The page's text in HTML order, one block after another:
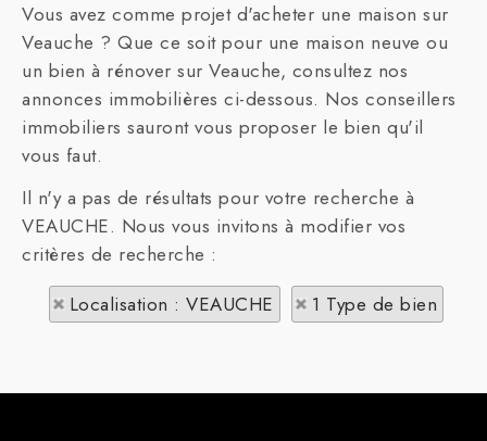
Vous avez comme projet d'acheter une maison sur
Veauche ? Que ce soit pour une maison neuve ou
un bien à rénover sur Veauche, consultez nos
annonces immobilières ci-dessous. Nos conseillers
immobiliers sauront vous proposer le bien qu'il
vous faut.
Il n'y a pas de résultats pour votre recherche à
VEAUCHE. Nous vous invitons à modifier vos
critères de recherche :
Localisation : VEAUCHE
1 Type de bien